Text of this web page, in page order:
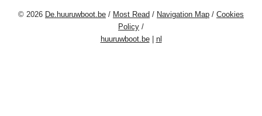
© 2026 De.huuruwboot.be / Most Read / Navigation Map / Cookies
Policy /
huuruwboot.be| nl